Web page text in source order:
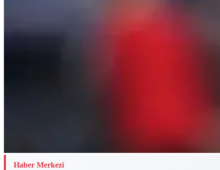
Haber Merkezi